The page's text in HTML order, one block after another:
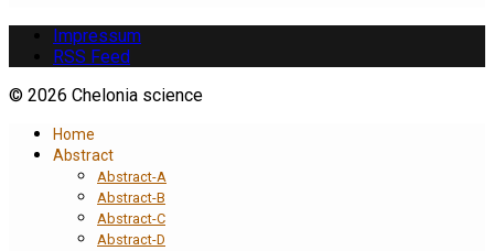
Impressum
RSS Feed
© 2026 Chelonia science
Home
Abstract
Abstract-A
Abstract-B
Abstract-C
Abstract-D